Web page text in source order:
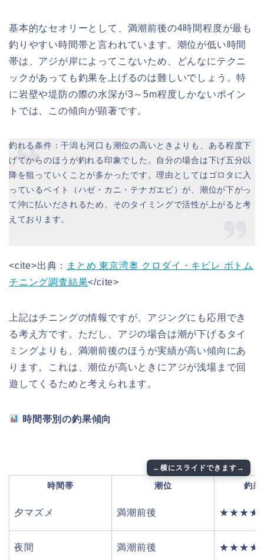
基本的なセオリーとして、満潮前後の4時間程度が最も
釣りやすい時間帯と言われています。潮位が低い時間
帯は、アジが岸によってこないため、どんなにテクニ
ックがあっても釣果を上げるのは難しいでしょう。特
に岩壁や堤防の際の水深が3～5m程度しかないポイン
トでは、この傾向が顕著です。
釣れる条件：干潟も河口も潮位の高いときよりも、ある程度下
げてからのほうが釣れる印象でした。自分の場合は下げ五分以
降を狙っていくことが多かったです。理由としてはゴロタに入
っているベイト（ハゼ・カニ・テナガエビ）が、潮位が下がっ
て沖に払いだされるため、そのタイミングで活性が上がると考
えております。
<cite>出典：
まとめ 東京湾奥 クロダイ・キビレ ボトム
チニング調査結果</cite>
上記はチニングの情報ですが、アジングにも応用でき
る考え方です。ただし、アジの場合は潮が下げるタイ
ミングよりも、満潮前後のほうが実績が高い傾向にあ
ります。これは、潮位が高いときにアジが浅場まで回
遊してくるためと考えられます。
時間帯別の釣果傾向
時間帯 潮位 釣果
夕マズメ 満潮前後
夜間 満潮前後